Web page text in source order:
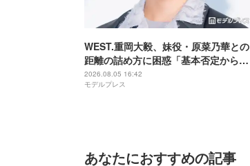
WEST.重岡大毅、妹役・原菜乃華との
距離の詰め方に困惑「基本否定から入
る会話をしてしまった」【5秒で完全犯
罪を生成する方法】
2026.08.05 16:42
モデルプレス
あなたにおすすめの記事